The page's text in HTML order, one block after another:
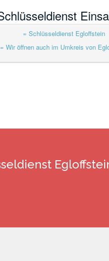
= Schlüsseldienst Egloffstein
= Wir öffnen auch im Umkreis von